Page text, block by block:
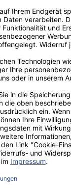
Buchverlag.